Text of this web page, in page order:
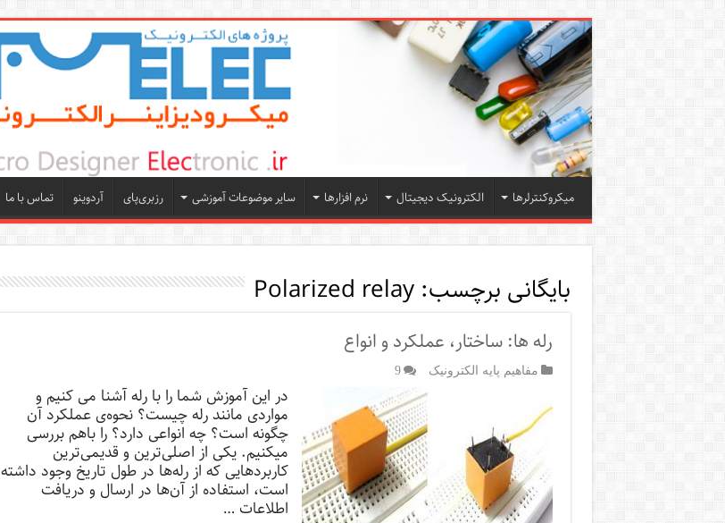
میکروکنترلرها الکترونیک دیجیتال نرم افزارها سایر موضوعات آموزشی رزبری‌پای آردوینو تماس با ما
بایگانی برچسب:Polarized relay
رله ها: ساختار، عملکرد و انواع
مفاهیم پایه الکترونیک 9
در این آموزش شما را با رله آشنا می کنیم و
مواردی مانند رله چیست؟ نحوه‌ی عملکرد آن
چگونه است؟ چه انواعی دارد؟ را باهم بررسی
میکنیم. یکی از اصلی‌ترین و قدیمی‌ترین
کاربردهایی که از رله‌ها در طول تاریخ وجود داشته
است، استفاده از آن‌ها در ارسال و دریافت
اطلاعات …